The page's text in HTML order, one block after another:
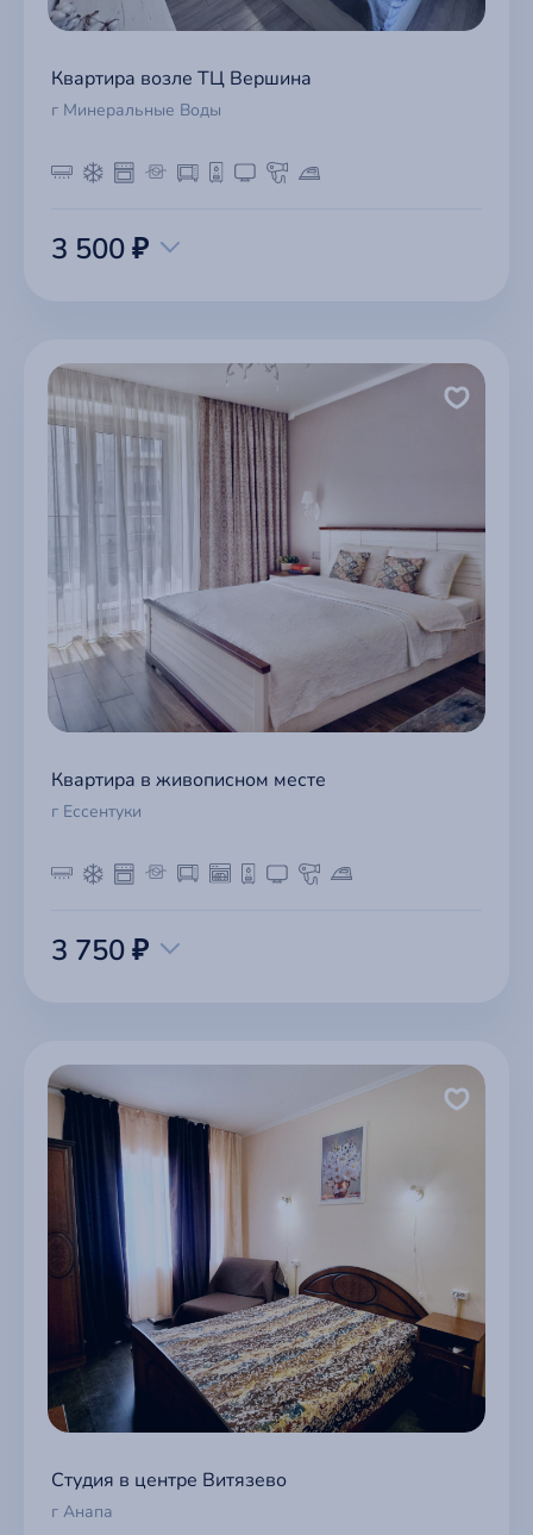
Квартира возле ТЦ Вершина
г Минеральные Воды
3 500 ₽
Квартира в живописном месте
г Ессентуки
3 750 ₽
Студия в центре Витязево
г Анапа